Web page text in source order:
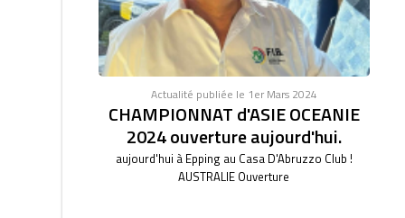
Actualité publiée le 1er Mars 2024
CHAMPIONNAT d'ASIE OCEANIE
2024 ouverture aujourd'hui.
aujourd'hui à Epping au Casa D'Abruzzo Club !
AUSTRALIE Ouverture